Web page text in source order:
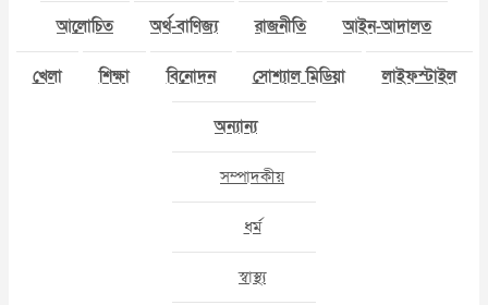
আলোচিত অর্থ-বাণিজ্য রাজনীতি আইন-আদালত
খেলা শিক্ষা বিনোদন সোশ্যাল মিডিয়া লাইফস্টাইল
অন্যান্য
সম্পাদকীয়
ধর্ম
স্বাস্থ্য